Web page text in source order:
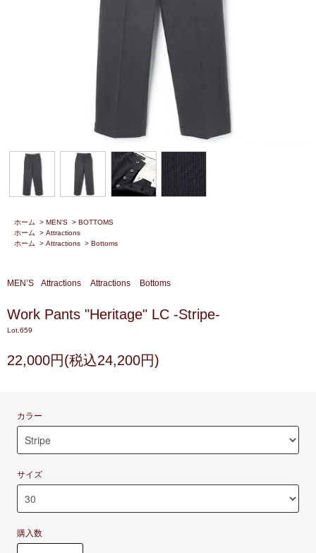
ホーム > MEN’S > BOTTOMS
ホーム
> Attractions
ホーム
> Attractions > Bottoms
MEN’S Attractions Attractions Bottoms
Work Pants "Heritage" LC -Stripe-
Lot.659
22,000円(税込24,200円)
カラー
サイズ
購入数